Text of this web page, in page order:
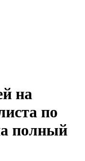
на
по
полный